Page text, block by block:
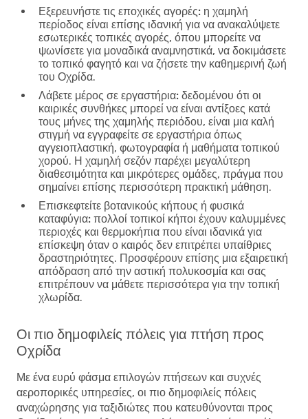
Εξερευνήστε τις εποχικές αγορές: η χαμηλή
περίοδος είναι επίσης ιδανική για να ανακαλύψετε
εσωτερικές τοπικές αγορές, όπου μπορείτε να
ψωνίσετε για μοναδικά αναμνηστικά, να δοκιμάσετε
το τοπικό φαγητό και να ζήσετε την καθημερινή ζωή
του Οχρίδα.
Λάβετε μέρος σε εργαστήρια: δεδομένου ότι οι
καιρικές συνθήκες μπορεί να είναι αντίξοες κατά
τους μήνες της χαμηλής περιόδου, είναι μια καλή
στιγμή να εγγραφείτε σε εργαστήρια όπως
αγγειοπλαστική, φωτογραφία ή μαθήματα τοπικού
χορού. Η χαμηλή σεζόν παρέχει μεγαλύτερη
διαθεσιμότητα και μικρότερες ομάδες, πράγμα που
σημαίνει επίσης περισσότερη πρακτική μάθηση.
Επισκεφτείτε βοτανικούς κήπους ή φυσικά
καταφύγια: πολλοί τοπικοί κήποι έχουν καλυμμένες
περιοχές και θερμοκήπια που είναι ιδανικά για
επίσκεψη όταν ο καιρός δεν επιτρέπει υπαίθριες
δραστηριότητες. Προσφέρουν επίσης μια εξαιρετική
απόδραση από την αστική πολυκοσμία και σας
επιτρέπουν να μάθετε περισσότερα για την τοπική
χλωρίδα.
Οι πιο δημοφιλείς πόλεις για πτήση προς
Οχρίδα
Με ένα ευρύ φάσμα επιλογών πτήσεων και συχνές
αεροπορικές υπηρεσίες, οι πιο δημοφιλείς πόλεις
αναχώρησης για ταξιδιώτες που κατευθύνονται προς